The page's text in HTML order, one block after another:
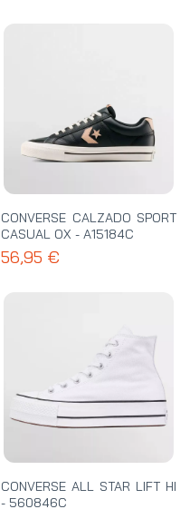
CONVERSE CALZADO SPORT
CASUAL OX - A15184C
56,95 €
CONVERSE ALL STAR LIFT HI
- 560846C